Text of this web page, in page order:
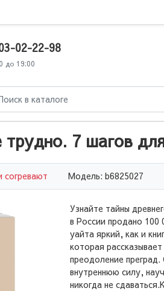
02-22-98
до 19:00
7 шагов
Модель: b6825027
Узнайте тайны
в России продано 100
уайта яркий, как и
которая
преодоление
внутреннюю силу,
никогда не